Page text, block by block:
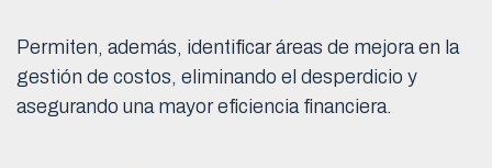
Permiten, además, identificar áreas de mejora en la
gestión de costos, eliminando el desperdicio y
asegurando una mayor eficiencia financiera.